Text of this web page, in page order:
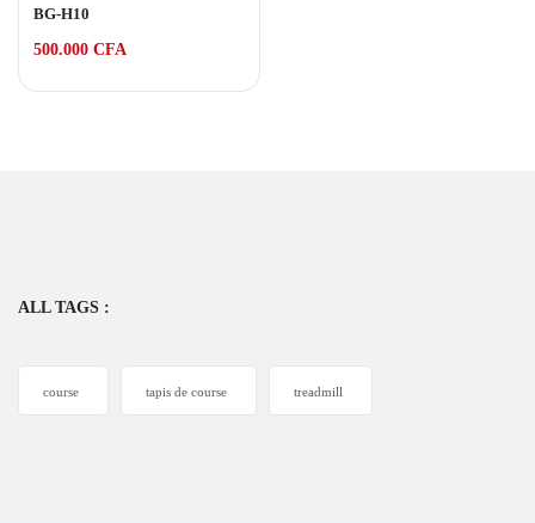
0
5
BG-H10
500.000 CFA
ALL TAGS :
course tapis de course treadmill